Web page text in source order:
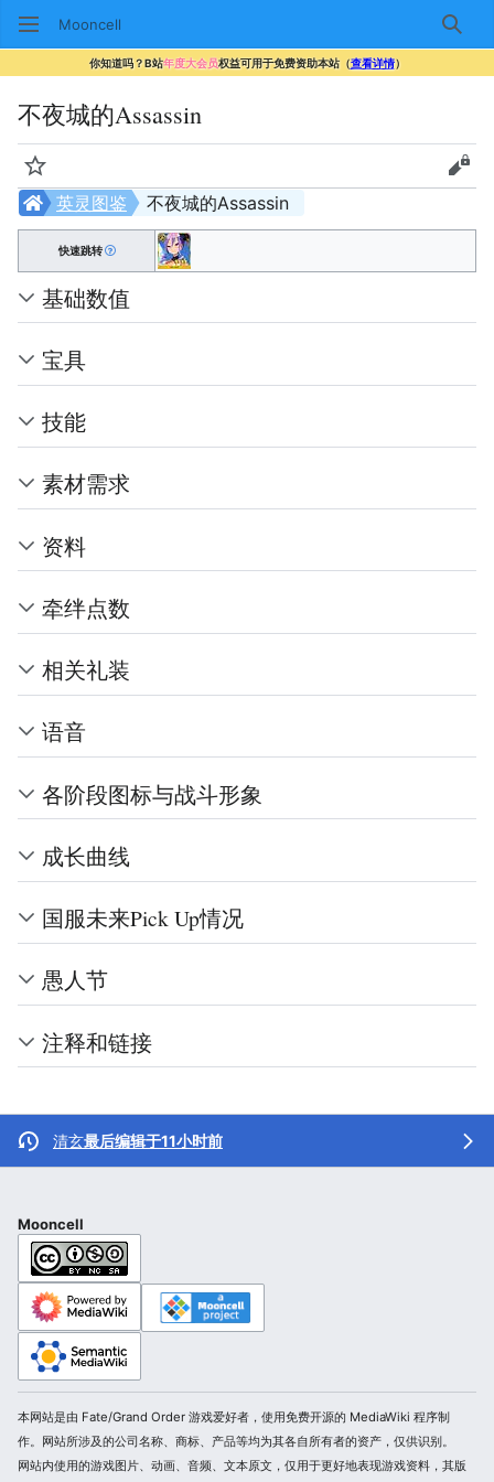
Mooncell 搜索
你知道吗？B站年度大会员权益可用于免费资助本站（查看详情）
不夜城的Assassin
监视 查看
不夜城的Assassin
英灵图鉴
快速跳转
基础数值
宝具
技能
素材需求
资料
牵绊点数
相关礼装
语音
各阶段图标与战斗形象
成长曲线
国服未来Pick Up情况
愚人节
注释和链接
清玄最后编辑于11小时前
Mooncell
本网站是由 Fate/Grand Order 游戏爱好者，使用免费开源的 MediaWiki 程序制
作。网站所涉及的公司名称、商标、产品等均为其各自所有者的资产，仅供识别。
网站内使用的游戏图片、动画、音频、文本原文，仅用于更好地表现游戏资料，其版